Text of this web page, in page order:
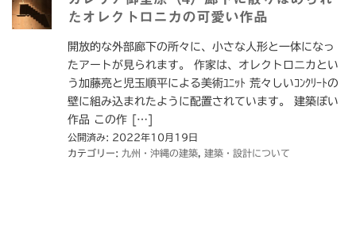
たオレクトロニカの可愛い作品
開放的な外部廊下の所々に、小さな人形と一体になっ
たアートが見られます。 作家は、オレクトロニカとい
う加藤亮と児玉順平による美術ﾕﾆｯﾄ 荒々しいｺﾝｸﾘｰﾄの
壁に組み込まれたように配置されています。 建築ぽい
作品 この作 […]
公開済み: 2022年10月19日
カテゴリー: 九州・沖縄の建築 建築・設計について